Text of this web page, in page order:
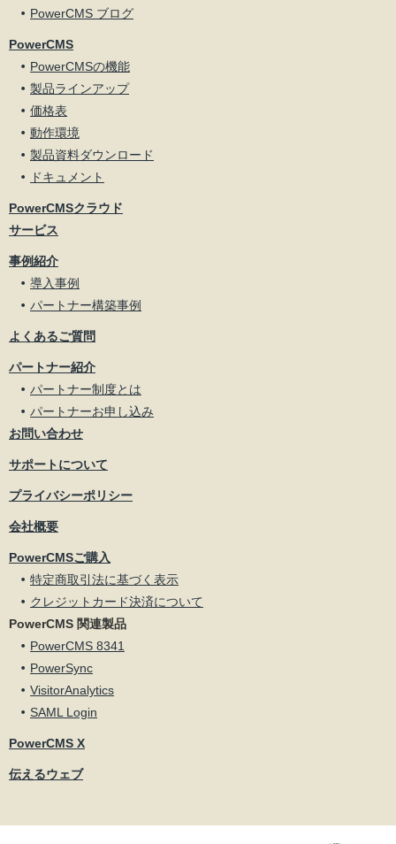
PowerCMS ブログ
PowerCMS
PowerCMSの機能
製品ラインアップ
価格表
動作環境
製品資料ダウンロード
ドキュメント
PowerCMSクラウド
サービス
事例紹介
導入事例
パートナー構築事例
よくあるご質問
パートナー紹介
パートナー制度とは
パートナーお申し込み
お問い合わせ
サポートについて
プライバシーポリシー
会社概要
PowerCMSご購入
特定商取引法に基づく表示
クレジットカード決済について
PowerCMS 関連製品
PowerCMS 8341
PowerSync
VisitorAnalytics
SAML Login
PowerCMS X
伝えるウェブ